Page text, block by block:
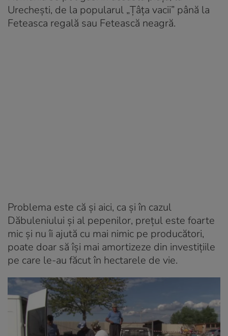
Urechești, de la popularul „Țâța vacii” până la
Feteasca regală sau Fetească neagră.
Problema este că și aici, ca și în cazul
Dăbuleniului și al pepenilor, prețul este foarte
mic și nu îi ajută cu mai nimic pe producători,
poate doar să își mai amortizeze din investițiile
pe care le-au făcut în hectarele de vie.